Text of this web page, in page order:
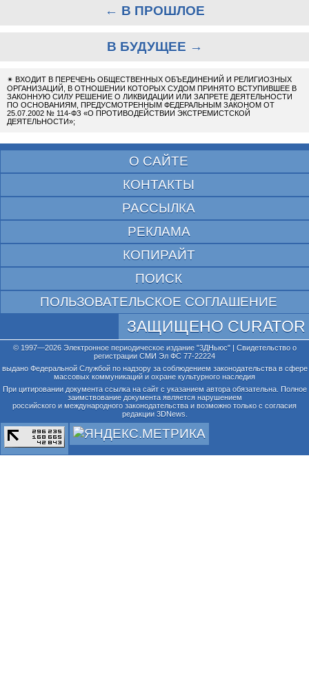
← В ПРОШЛОЕ
В БУДУЩЕЕ →
✴ ВХОДИТ В ПЕРЕЧЕНЬ ОБЩЕСТВЕННЫХ ОБЪЕДИНЕНИЙ И РЕЛИГИОЗНЫХ
ОРГАНИЗАЦИЙ, В ОТНОШЕНИИ КОТОРЫХ СУДОМ ПРИНЯТО ВСТУПИВШЕЕ В
ЗАКОННУЮ СИЛУ РЕШЕНИЕ О ЛИКВИДАЦИИ ИЛИ ЗАПРЕТЕ ДЕЯТЕЛЬНОСТИ
ПО ОСНОВАНИЯМ, ПРЕДУСМОТРЕННЫМ ФЕДЕРАЛЬНЫМ ЗАКОНОМ ОТ
25.07.2002 № 114-ФЗ «О ПРОТИВОДЕЙСТВИИ ЭКСТРЕМИСТСКОЙ
ДЕЯТЕЛЬНОСТИ»;
О САЙТЕ
КОНТАКТЫ
РАССЫЛКА
РЕКЛАМА
КОПИРАЙТ
ПОИСК
ПОЛЬЗОВАТЕЛЬСКОЕ СОГЛАШЕНИЕ
ЗАЩИЩЕНО CURATOR
© 1997—2026 Электронное периодическое издание "3ДНьюс" | Свидетельство о
регистрации СМИ Эл ФС 77-22224
выдано Федеральной Службой по надзору за соблюдением законодательства в сфере
массовых коммуникаций и охране культурного наследия
При цитировании документа ссылка на сайт с указанием автора обязательна. Полное
заимствование документа является нарушением
российского и международного законодательства и возможно только с согласия
редакции 3DNews.